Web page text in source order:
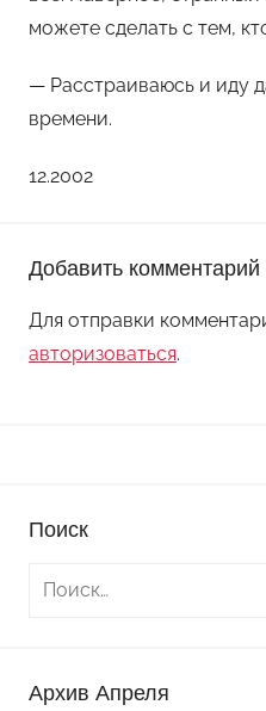
можете сделать с тем,
— Расстраиваюсь и иду
времени.
12.2002
Добавить комментарий
Для отправки
авторизоваться.
Поиск
Архив Апреля